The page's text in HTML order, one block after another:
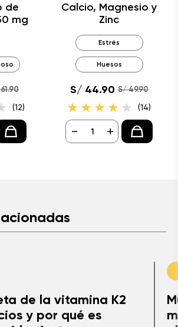
de
mg
(12)
Calcio, Magnesio y
Zinc
Estrés
Huesos
S/ 44.90 S/ 49.90
(14)
- +
de la vitamina K2
y por qué es